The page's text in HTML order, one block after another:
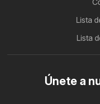
Lista
Lista
Únete a